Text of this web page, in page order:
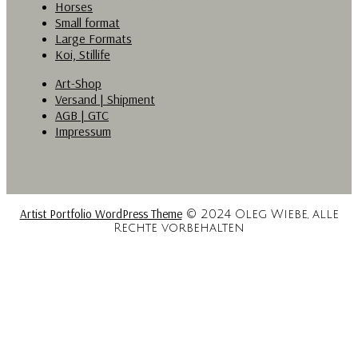
Horses
Small format
Large Formats
Koi, Stillife
Art-Shop
Versand | Shipment
AGB | GTC
Impressum
Artist Portfolio WordPress Theme© 2024 Oleg Wiebe, alle
Rechte vorbehalten